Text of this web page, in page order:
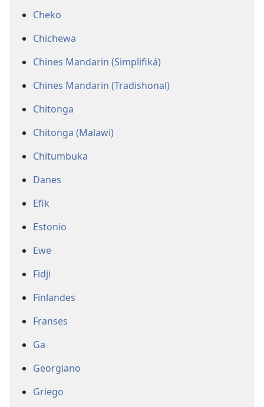
Cheko
Chichewa
Chines Mandarin (Simplifiká)
Chines Mandarin (Tradishonal)
Chitonga
Chitonga (Malawi)
Chitumbuka
Danes
Efik
Estonio
Ewe
Fidji
Finlandes
Franses
Ga
Georgiano
Griego